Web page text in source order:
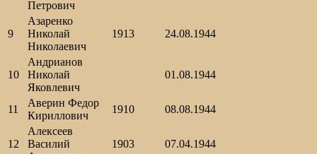
Петрович
9
Азаренко
Николай
Николаевич
1913 24.08.1944
10
Андрианов
Николай
Яковлевич
01.08.1944
11
Аверин Федор
Кириллович
1910 08.08.1944
12
Алексеев
Василий
1903 07.04.1944